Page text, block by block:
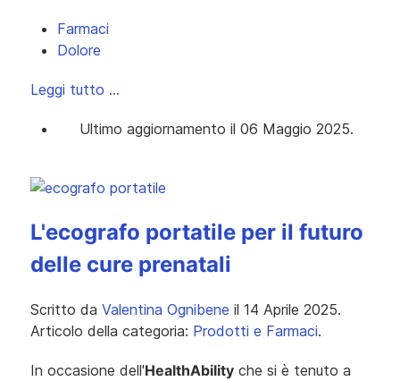
Farmaci
Dolore
Leggi tutto …
Ultimo aggiornamento il 06 Maggio 2025.
L'ecografo portatile per il futuro
delle cure prenatali
Scritto da Valentina Ognibene il 14 Aprile 2025.
Articolo della categoria: Prodotti e Farmaci.
In occasione dell'HealthAbility che si è tenuto a